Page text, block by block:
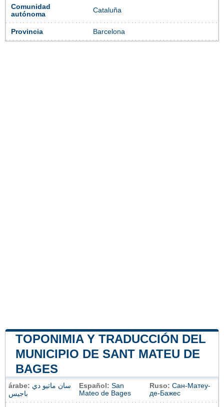
Comunidad
autónoma
Cataluña
Provincia Barcelona
TOPONIMIA Y TRADUCCIÓN DEL
MUNICIPIO DE SANT MATEU DE
BAGES
árabe: سان ماتيو دي
باجيس
Español: San
Mateo de Bages
Ruso: Сан-Матеу-
де-Бажес